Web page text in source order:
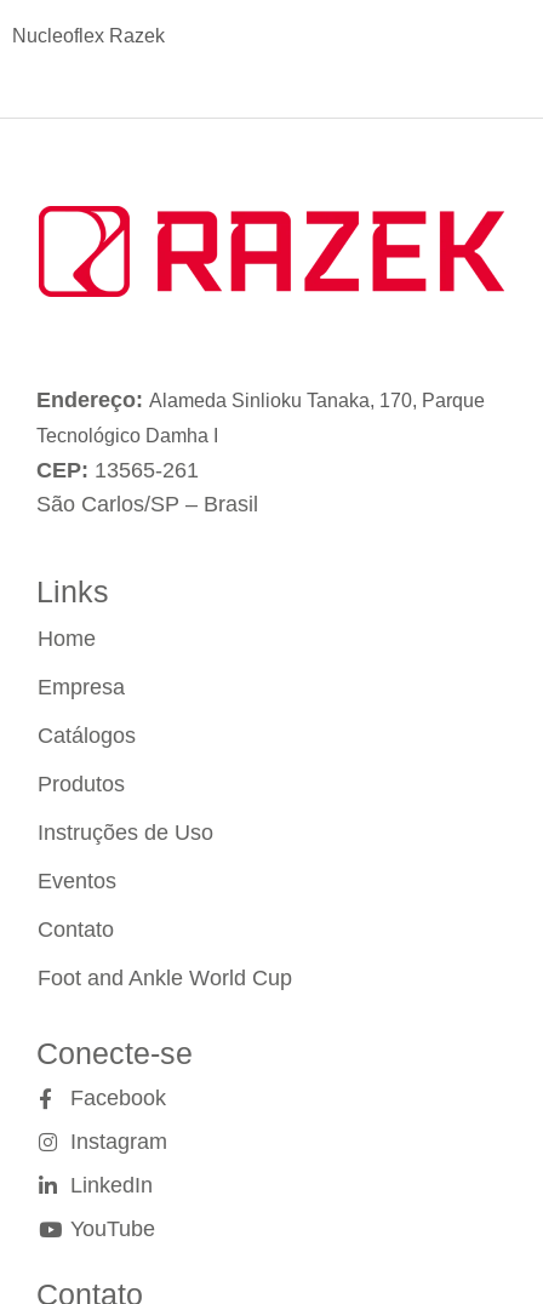
Nucleoflex Razek
Endereço: Alameda Sinlioku Tanaka, 170, Parque
Tecnológico Damha I
CEP: 13565-261
São Carlos/SP – Brasil
Links
Home
Empresa
Catálogos
Produtos
Instruções de Uso
Eventos
Contato
Foot and Ankle World Cup
Conecte-se
Facebook
Instagram
LinkedIn
YouTube
Contato